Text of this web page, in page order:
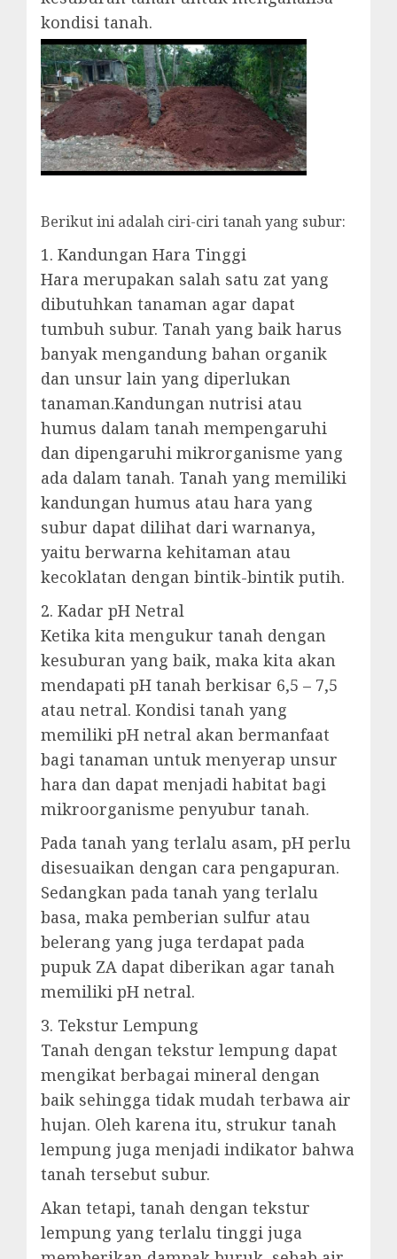
kondisi tanah.
Berikut ini adalah ciri-ciri tanah yang subur:
1. Kandungan Hara Tinggi
Hara merupakan salah satu zat yang
dibutuhkan tanaman agar dapat
tumbuh subur. Tanah yang baik harus
banyak mengandung bahan organik
dan unsur lain yang diperlukan
tanaman.Kandungan nutrisi atau
humus dalam tanah mempengaruhi
dan dipengaruhi mikrorganisme yang
ada dalam tanah. Tanah yang memiliki
kandungan humus atau hara yang
subur dapat dilihat dari warnanya,
yaitu berwarna kehitaman atau
kecoklatan dengan bintik-bintik putih.
2. Kadar pH Netral
Ketika kita mengukur tanah dengan
kesuburan yang baik, maka kita akan
mendapati pH tanah berkisar 6,5 – 7,5
atau netral. Kondisi tanah yang
memiliki pH netral akan bermanfaat
bagi tanaman untuk menyerap unsur
hara dan dapat menjadi habitat bagi
mikroorganisme penyubur tanah.
Pada tanah yang terlalu asam, pH perlu
disesuaikan dengan cara pengapuran.
Sedangkan pada tanah yang terlalu
basa, maka pemberian sulfur atau
belerang yang juga terdapat pada
pupuk ZA dapat diberikan agar tanah
memiliki pH netral.
3. Tekstur Lempung
Tanah dengan tekstur lempung dapat
mengikat berbagai mineral dengan
baik sehingga tidak mudah terbawa air
hujan. Oleh karena itu, strukur tanah
lempung juga menjadi indikator bahwa
tanah tersebut subur.
Akan tetapi, tanah dengan tekstur
lempung yang terlalu tinggi juga